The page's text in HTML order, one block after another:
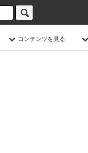
コンテンツを見る